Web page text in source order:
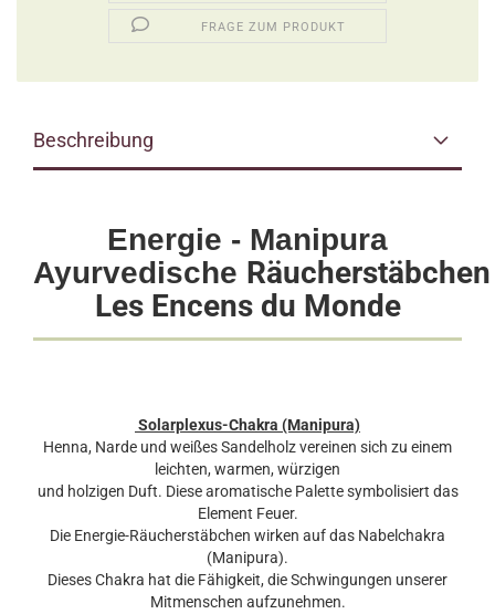
FRAGE ZUM PRODUKT
Beschreibung
Energie - Manipura
Ayurvedische Räucherstäbchen
Les Encens du Monde
Solarplexus-Chakra (Manipura)
Henna, Narde und weißes Sandelholz vereinen sich zu einem
leichten, warmen, würzigen
und holzigen Duft. Diese aromatische Palette symbolisiert das
Element Feuer.
Die Energie-Räucherstäbchen wirken auf das Nabelchakra
(Manipura).
Dieses Chakra hat die Fähigkeit, die Schwingungen unserer
Mitmenschen aufzunehmen.